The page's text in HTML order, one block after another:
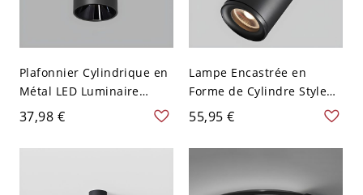
Plafonnier Cylindrique en
Métal LED Luminaire
Affleurant Style Simple -
Noir 110 V-120 V Chaud
37,98 €
Lampe Encastrée en
Forme de Cylindre Style
Moderne LED Plafonnier
Métallique - Noir 110 V-
120 V Chaud
55,95 €